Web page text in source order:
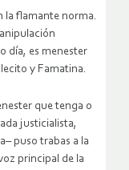
la flamante norma.
día, es menester
y Famatina.
que tenga o
justicialista,
puso trabas a la
principal de la